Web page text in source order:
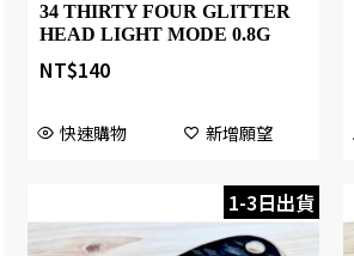
34 THIRTY FOUR GLITTER
HEAD LIGHT MODE 0.8G
NT$140
快速購物 新增願望
1-3日出貨